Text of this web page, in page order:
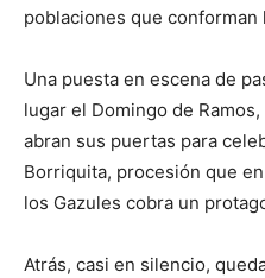
poblaciones que conforman
Una puesta en escena de
lugar el Domingo de
abran sus puertas para
Borriquita, procesión que
los Gazules cobra un
Atrás, casi en silencio,